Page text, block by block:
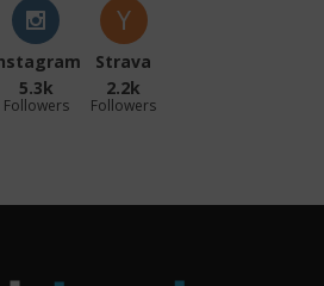
5.3k
Followers
Strava
2.2k
Followers